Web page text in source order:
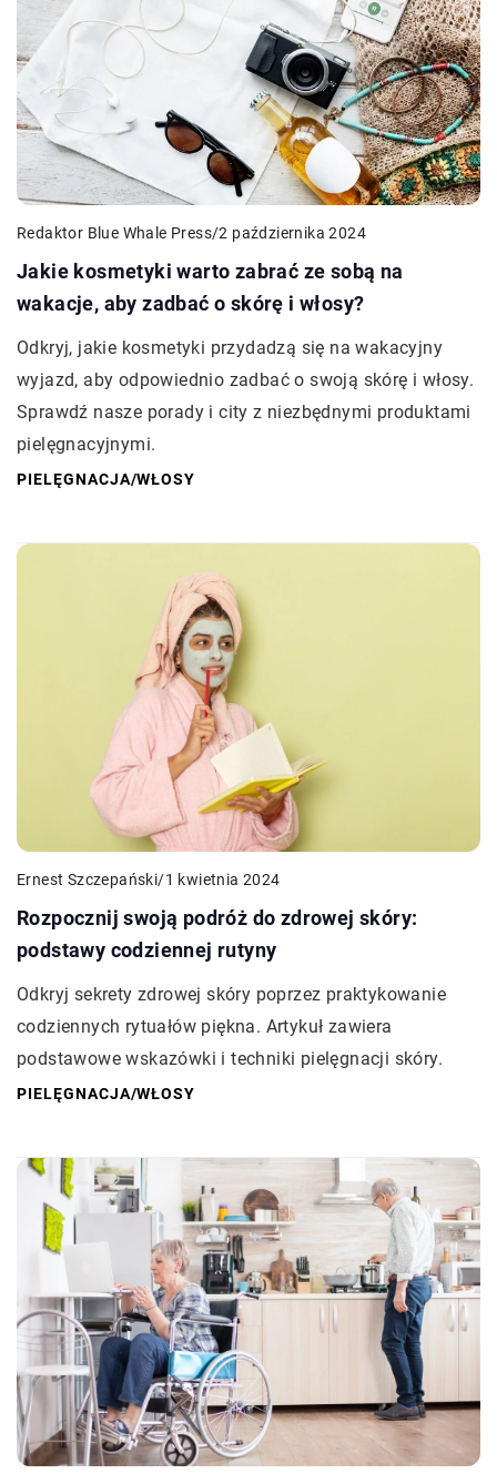
Redaktor Blue Whale Press/2 października 2024
Jakie kosmetyki warto zabrać ze sobą na
wakacje, aby zadbać o skórę i włosy?
Odkryj, jakie kosmetyki przydadzą się na wakacyjny
wyjazd, aby odpowiednio zadbać o swoją skórę i włosy.
Sprawdź nasze porady i city z niezbędnymi produktami
pielęgnacyjnymi.
PIELĘGNACJA/WŁOSY
Ernest Szczepański/1 kwietnia 2024
Rozpocznij swoją podróż do zdrowej skóry:
podstawy codziennej rutyny
Odkryj sekrety zdrowej skóry poprzez praktykowanie
codziennych rytuałów piękna. Artykuł zawiera
podstawowe wskazówki i techniki pielęgnacji skóry.
PIELĘGNACJA/WŁOSY